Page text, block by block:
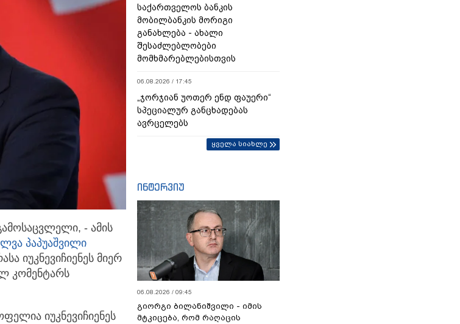
- ამის
პაპუაშვილი
იუკნევიჩიენეს მიერ
კომენტარს
იუკნევიჩიენეს
საქართველოს ბანკის
მობილბანკის მორიგი
განახლება - ახალი
შესაძლებლობები
მომხმარებლებისთვის
06.08.2026 / 17:45
„ჯორჯიან უოთერ ენდ ფაუერი“
სპეციალურ განცხადებას
ავრცელებს
ყველა სიახლე
ინტერვიუ
06.08.2026 / 09:45
გიორგი ბილანიშვილი - იმის
მტკიცება, რომ რაღაცის